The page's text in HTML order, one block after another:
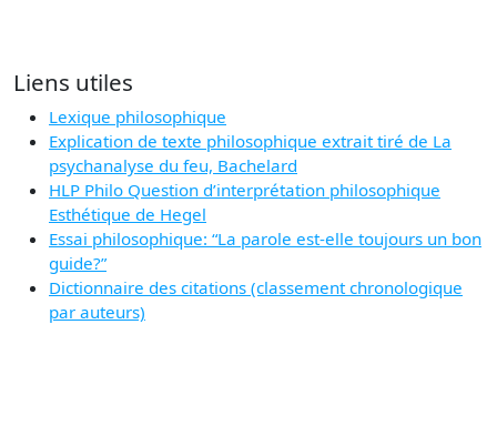
Liens utiles
Lexique philosophique
Explication de texte philosophique extrait tiré de La
psychanalyse du feu, Bachelard
HLP Philo Question d’interprétation philosophique
Esthétique de Hegel
Essai philosophique: “La parole est-elle toujours un bon
guide?”
Dictionnaire des citations (classement chronologique
par auteurs)